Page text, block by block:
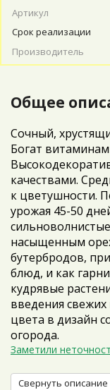
Артикул
Срок реализации
Производитель
Общее
Сочный,
Богат
качествами.
к цветушности.
урожая 45-50
насыщенным
бутербродов,
блюд, и как
кудрявые
введения
цвета в дизайн
огорода.
Заметили
Свернуть описание